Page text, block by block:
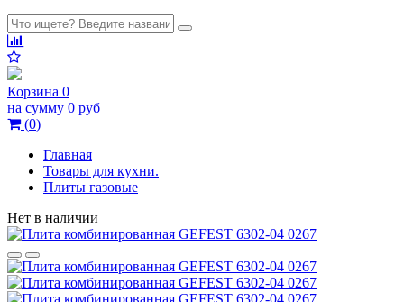
Корзина 0
на сумму 0 руб
(0)
Главная
Товары для кухни.
Плиты газовые
Нет в наличии